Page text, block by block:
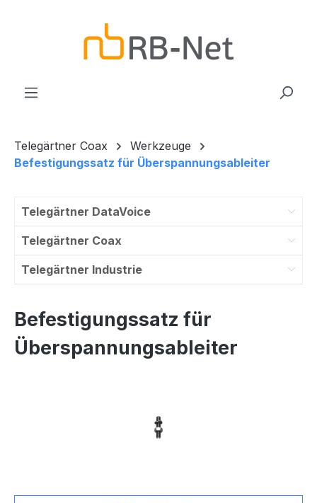
Telegärtner Coax
Werkzeuge
Befestigungssatz für Überspannungsableiter
Telegärtner DataVoice
Telegärtner Coax
Telegärtner Industrie
Befestigungssatz für
Überspannungsableiter